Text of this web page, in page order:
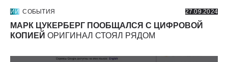
ИИ СОБЫТИЯ 27.09.2024
МАРК ЦУКЕРБЕРГ ПООБЩАЛСЯ С ЦИФРОВОЙ
КОПИЕЙ ОРИГИНАЛ СТОЯЛ РЯДОМ